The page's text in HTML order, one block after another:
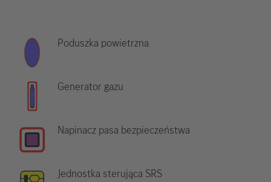
Poduszka powietrzna
Generator gazu
Napinacz pasa bezpieczeństwa
Jednostka sterująca SRS